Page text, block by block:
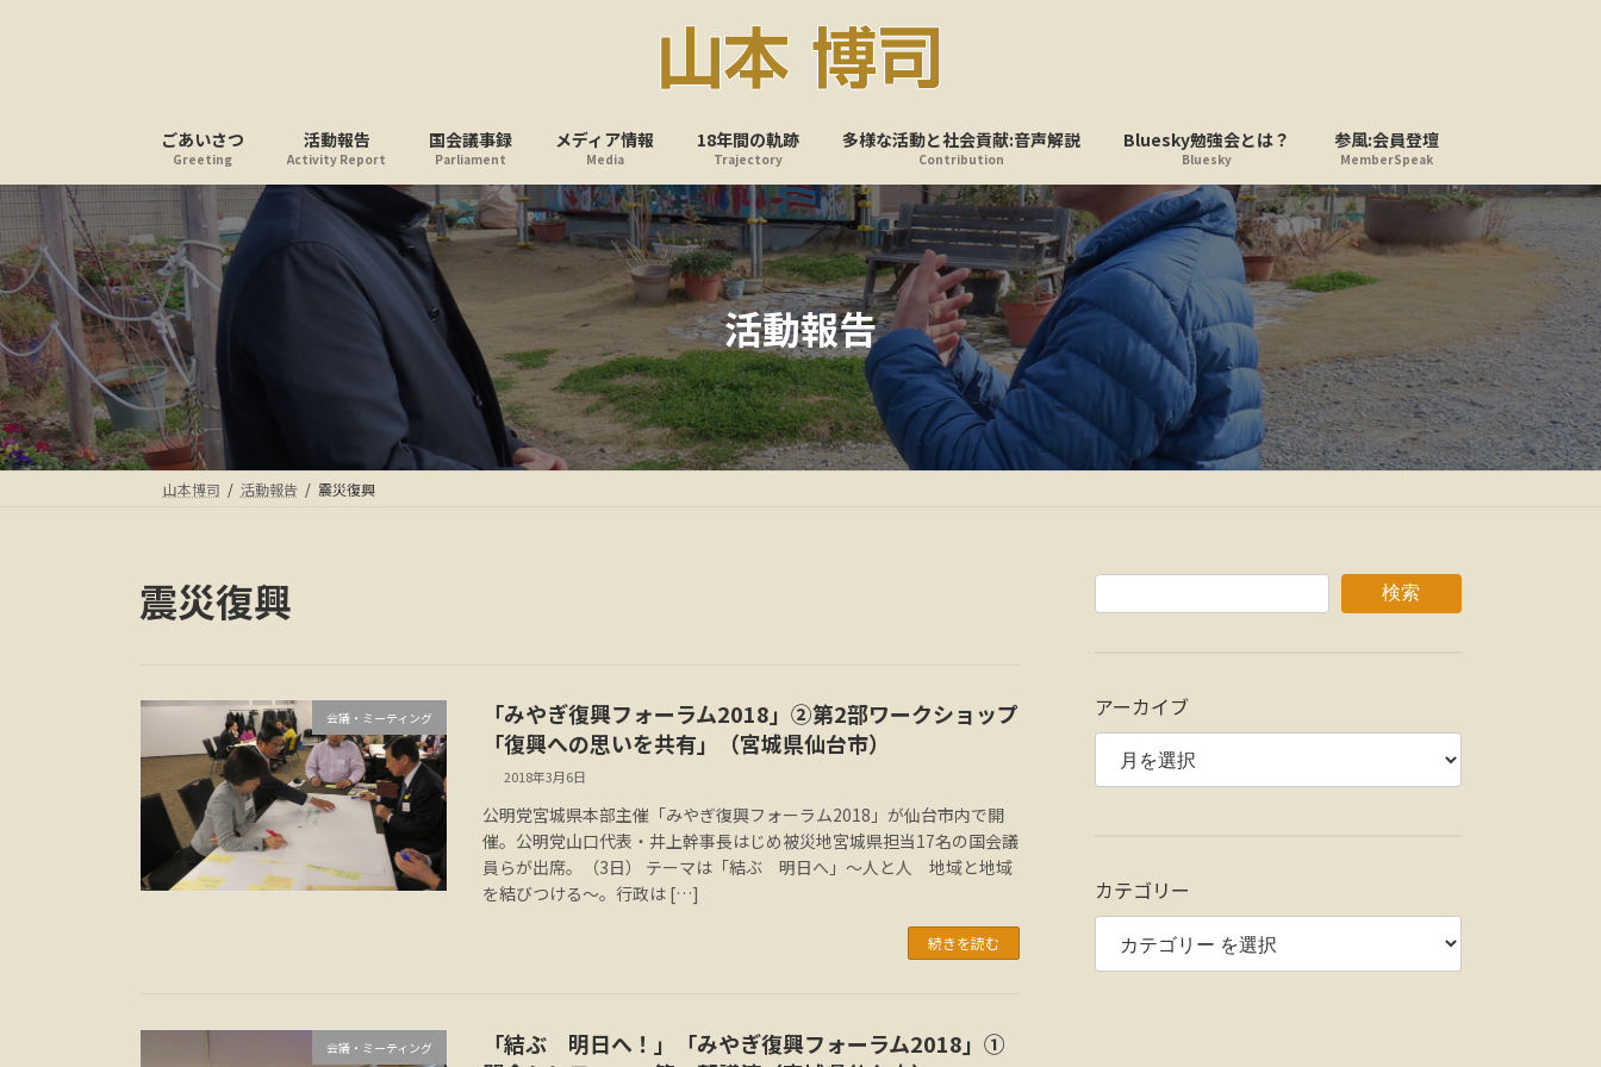
ス
キ
プ
ン
に
動
ごあいさつ
Greeting
活動報告
Activity Report
国会議事録
Parliament
メディア情報
Media
18年間の軌跡
Trajectory
多様な活動と社会貢献:音声解説
Contribution
Bluesky勉強会とは？
Bluesky
参風:会員登壇
MemberSpeak
活動報告
山本博司 活動報告 震災復興
震災復興
会議・ミーティング
「みやぎ復興フォーラム2018」②第2部ワークショップ
「復興への思いを共有」（宮城県仙台市）
2018年3月6日
公明党宮城県本部主催「みやぎ復興フォーラム2018」が仙台市内で開
催。公明党山口代表・井上幹事長はじめ被災地宮城県担当17名の国会議
員らが出席。（3日） テーマは「結ぶ 明日へ」～人と人 地域と地域
を結びつける～。行政は […]
続きを読む
会議・ミーティング
「結ぶ 明日へ！」「みやぎ復興フォーラム2018」①
検索
アーカイブ
カテゴリー